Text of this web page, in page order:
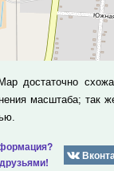
достаточно
масштаба; так